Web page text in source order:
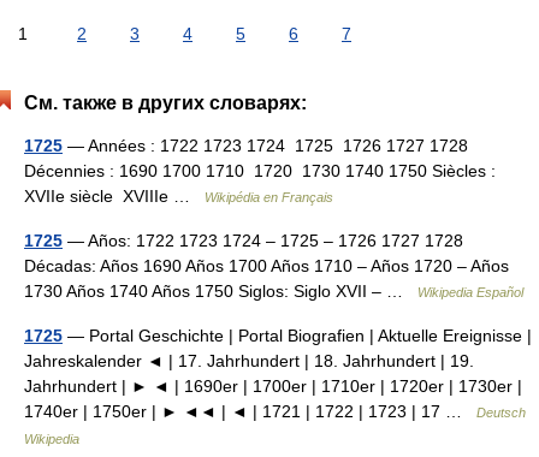
1 2 3 4 5 6 7
См. также в других словарях:
1725 — Années : 1722 1723 1724 1725 1726 1727 1728
Décennies : 1690 1700 1710 1720 1730 1740 1750 Siècles :
XVIIe siècle XVIIIe …
Wikipédia en Français
1725 — Años: 1722 1723 1724 – 1725 – 1726 1727 1728
Décadas: Años 1690 Años 1700 Años 1710 – Años 1720 – Años
1730 Años 1740 Años 1750 Siglos: Siglo XVII – …
Wikipedia Español
1725 — Portal Geschichte | Portal Biografien | Aktuelle Ereignisse |
Jahreskalender ◄ | 17. Jahrhundert | 18. Jahrhundert | 19.
Jahrhundert | ► ◄ | 1690er | 1700er | 1710er | 1720er | 1730er |
1740er | 1750er | ► ◄◄ | ◄ | 1721 | 1722 | 1723 | 17 …
Deutsch
Wikipedia